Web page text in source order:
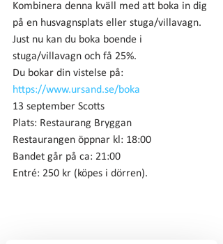
Kombinera denna kväll med att boka in dig
på en husvagnsplats eller stuga/villavagn.
Just nu kan du boka boende i
stuga/villavagn och få 25%.
Du bokar din vistelse på:
https://www.ursand.se/boka
13 september Scotts
Plats: Restaurang Bryggan
Restaurangen öppnar kl: 18:00
Bandet går på ca: 21:00
Entré: 250 kr (köpes i dörren).